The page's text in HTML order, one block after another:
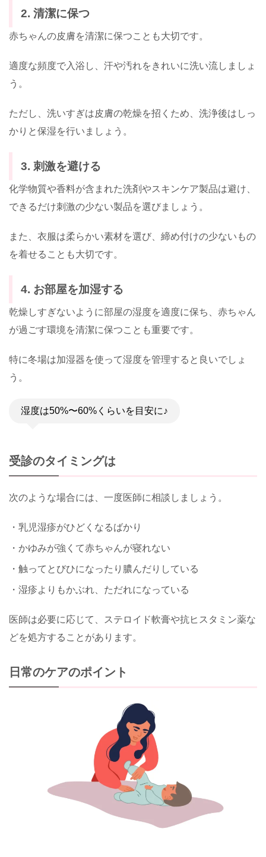
2. 清潔に保つ
赤ちゃんの皮膚を清潔に保つことも大切です。
適度な頻度で入浴し、汗や汚れをきれいに洗い流しましょ
う。
ただし、洗いすぎは皮膚の乾燥を招くため、洗浄後はしっ
かりと保湿を行いましょう。
3. 刺激を避ける
化学物質や香料が含まれた洗剤やスキンケア製品は避け、
できるだけ刺激の少ない製品を選びましょう。
また、衣服は柔らかい素材を選び、締め付けの少ないもの
を着せることも大切です。
4. お部屋を加湿する
乾燥しすぎないように部屋の湿度を適度に保ち、赤ちゃん
が過ごす環境を清潔に保つことも重要です。
特に冬場は加湿器を使って湿度を管理すると良いでしょ
う。
湿度は50%〜60%くらいを目安に♪
受診のタイミングは
次のような場合には、一度医師に相談しましょう。
・乳児湿疹がひどくなるばかり
・かゆみが強くて赤ちゃんが寝れない
・触ってとびひになったり膿んだりしている
・湿疹よりもかぶれ、ただれになっている
医師は必要に応じて、ステロイド軟膏や抗ヒスタミン薬な
どを処方することがあります。
日常のケアのポイント